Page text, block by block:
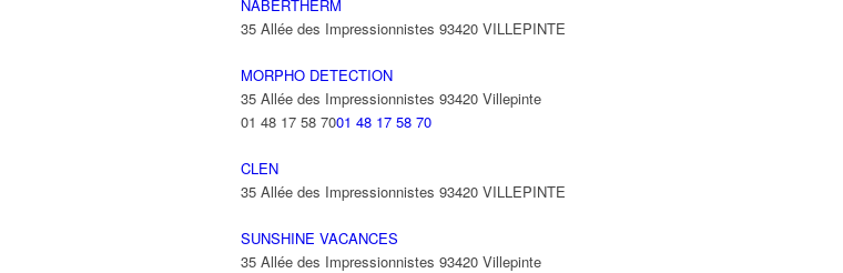
NABERTHERM
35 Allée des Impressionnistes 93420 VILLEPINTE
MORPHO DETECTION
35 Allée des Impressionnistes 93420 Villepinte
01 48 17 58 7001 48 17 58 70
CLEN
35 Allée des Impressionnistes 93420 VILLEPINTE
SUNSHINE VACANCES
35 Allée des Impressionnistes 93420 Villepinte